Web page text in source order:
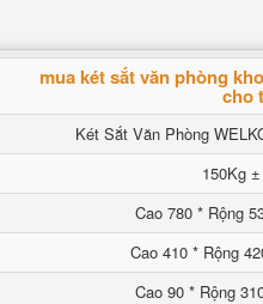
mua két sắt văn phòng
cho
Két Sắt Văn Phòng
150Kg
Cao 780 * Rộng
Cao 410 * Rộng
Cao 90 * Rộng